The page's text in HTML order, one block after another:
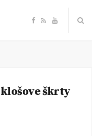
F
e
R Y
T
škrty